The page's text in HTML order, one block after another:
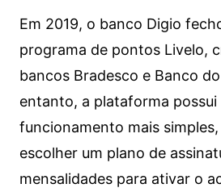
Em 2019, o banco Digio
programa de pontos Livelo,
bancos Bradesco e Banco
entanto, a plataforma possui
funcionamento mais
escolher um plano de
mensalidades para ativar o